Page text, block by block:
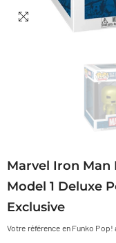
Marvel Iron
Model 1 Deluxe
Exclusive
Votre référence en Funko Pop!